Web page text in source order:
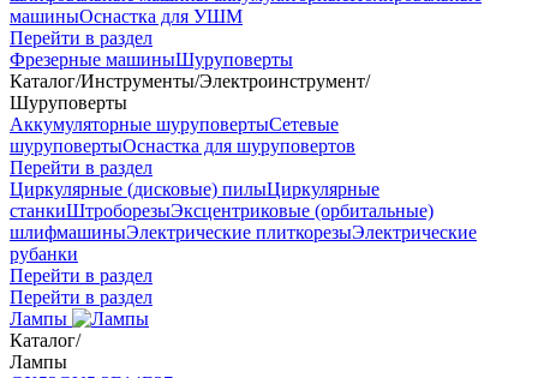
машиныОснастка для УШМ
Перейти в раздел
Фрезерные машиныШуруповерты
Каталог/Инструменты/Электроинструмент/
Шуруповерты
Аккумуляторные шуруповертыСетевые
шуруповертыОснастка для шуруповертов
Перейти в раздел
Циркулярные (дисковые) пилыЦиркулярные
станкиШтроборезыЭксцентриковые (орбитальные)
шлифмашиныЭлектрические плиткорезыЭлектрические
рубанки
Перейти в раздел
Перейти в раздел
Лампы
Каталог/
Лампы